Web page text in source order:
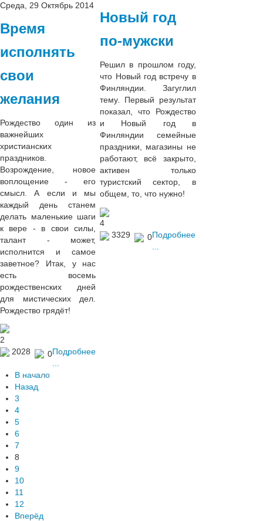
Среда, 29 Октябрь 2014
Время
исполнять
свои
желания
Рождество один из
важнейших
христианских
праздников.
Возрождение, новое
воплощение - его
смысл. А если и мы
каждый день станем
делать маленькие шаги
к вере - в свои силы,
талант - может,
исполнится и самое
заветное? Итак, у нас
есть восемь
рождественских дней
для мистических дел.
Рождество грядёт!
2
2028
0Подробнее
Новый год
по-мужски
Решил в прошлом году,
что Новый год встречу в
Финляндии. Загуглил
тему. Первый результат
показал, что Рождество
и Новый год в
Финляндии семейные
праздники, магазины не
работают, всё закрыто,
активен только
туристский сектор, в
общем, то, что нужно!
4
3329
0Подробнее
...
В начало
Назад
3
4
5
6
7
8
9
10
11
12
Вперёд